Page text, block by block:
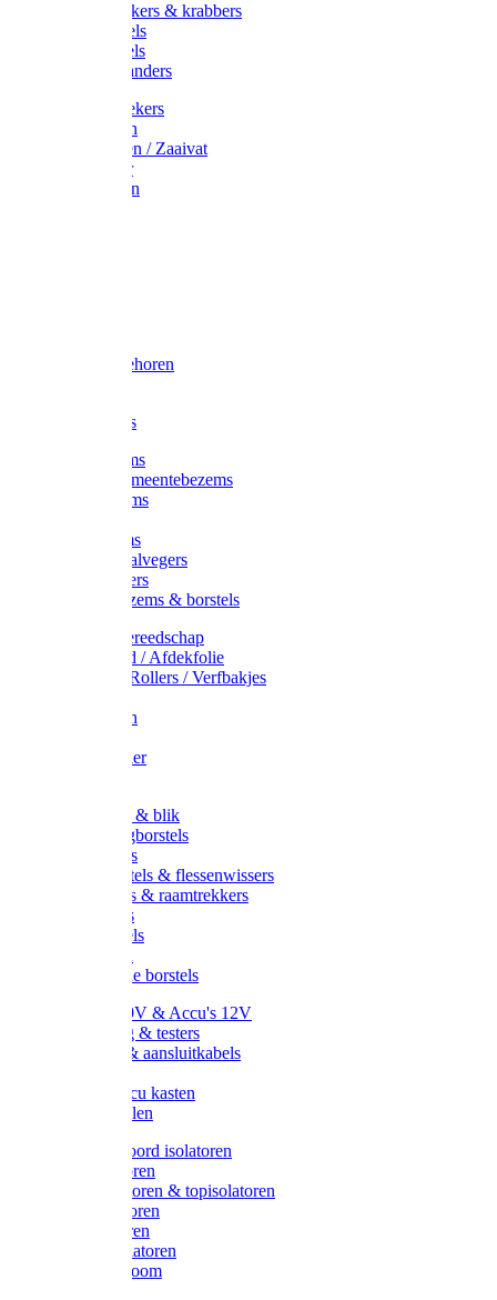
Onkruidstekers & krabbers
Hartschoffels
Ruitschoffels
Onkruidbranders
Graskantstekers
Verticuteren
Strooiwagen / Zaaivat
Grasmaaier
Grasscharen
Slede toebehoren
Composters
Straatbezems
Stads- / Gemeentebezems
Terrasbezems
Gootbezems
Kamer-/Zaalvegers
Vloertrekkers
Onkruidbezems & borstels
Schildersgereedschap
Afplakband / Afdekfolie
Kwasten / Rollers / Verfbakjes
Afdekfoliën
Schuurpapier
Handveger & blik
Voetenveegborstels
Handvegers
Afwasborstels & flessenwissers
Wasborstels & raamtrekkers
Tonborstels
Werkborstels
Hygienische borstels
Batterijen 9V & Accu's 12V
Beveiliging & testers
Kabelsets & aansluitkabels
Metalen accu kasten
Zonnepanelen
Draad & koord isolatoren
Ringisolatoren
Extra isolatoren & topisolatoren
Hoekisolatoren
Lintisolatoren
Afstandisolatoren
Isolatorenboom